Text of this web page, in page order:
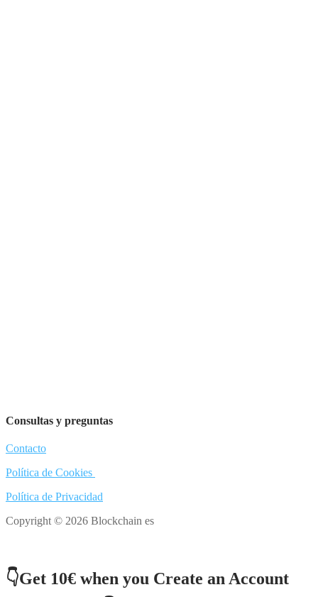
Consultas y preguntas
Contacto
Política de Cookies
Política de Privacidad
Copyright © 2026 Blockchain es
👇Get 10€ when you Create an Account